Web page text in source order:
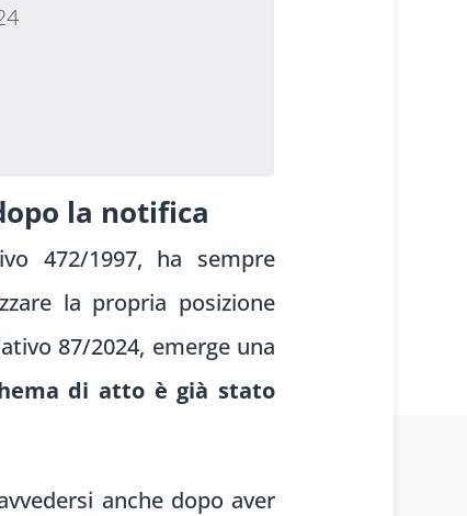
la notifica
472/1997, ha sempre
la propria posizione
87/2024, emerge una
di atto è già stato
anche dopo aver